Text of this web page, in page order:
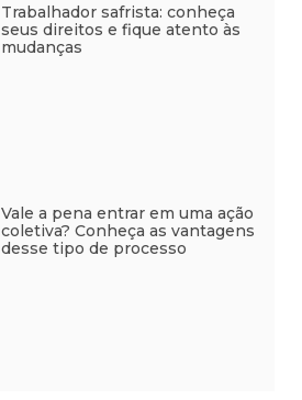
Trabalhador safrista: conheça
seus direitos e fique atento às
mudanças
Vale a pena entrar em uma ação
coletiva? Conheça as vantagens
desse tipo de processo